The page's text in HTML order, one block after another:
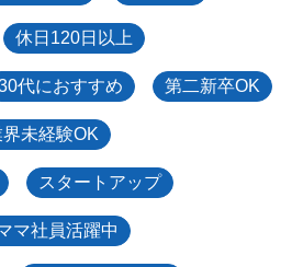
休日120日以上
代におすすめ 第二新卒OK
界未経験OK
スタートアップ
マ社員活躍中